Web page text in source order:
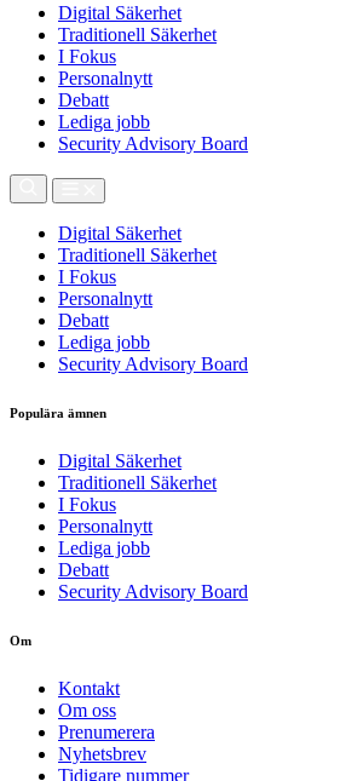
Digital Säkerhet
Traditionell Säkerhet
I Fokus
Personalnytt
Debatt
Lediga jobb
Security Advisory Board
Digital Säkerhet
Traditionell Säkerhet
I Fokus
Personalnytt
Debatt
Lediga jobb
Security Advisory Board
Populära ämnen
Digital Säkerhet
Traditionell Säkerhet
I Fokus
Personalnytt
Lediga jobb
Debatt
Security Advisory Board
Om
Kontakt
Om oss
Prenumerera
Nyhetsbrev
Tidigare nummer